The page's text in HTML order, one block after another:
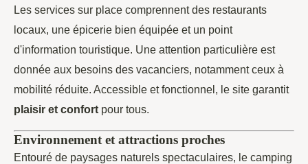
Les services sur place comprennent des restaurants
locaux, une épicerie bien équipée et un point
d'information touristique. Une attention particulière est
donnée aux besoins des vacanciers, notamment ceux à
mobilité réduite. Accessible et fonctionnel, le site garantit
plaisir et confort pour tous.
Environnement et attractions proches
Entouré de paysages naturels spectaculaires, le camping